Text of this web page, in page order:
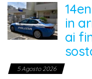
in
ai
5 Agosto 2026